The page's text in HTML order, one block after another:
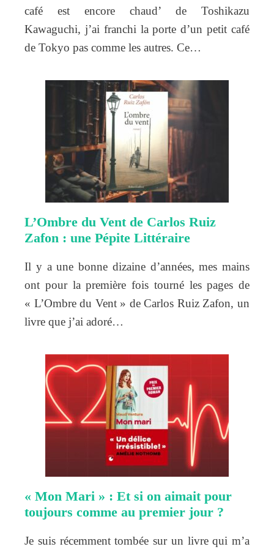
café est encore chaud’ de Toshikazu
Kawaguchi, j’ai franchi la porte d’un petit café
de Tokyo pas comme les autres. Ce…
L’Ombre du Vent de Carlos Ruiz
Zafon : une Pépite Littéraire
Il y a une bonne dizaine d’années, mes mains
ont pour la première fois tourné les pages de
« L’Ombre du Vent » de Carlos Ruiz Zafon, un
livre que j’ai adoré…
« Mon Mari » : Et si on aimait pour
toujours comme au premier jour ?
Je suis récemment tombée sur un livre qui m’a